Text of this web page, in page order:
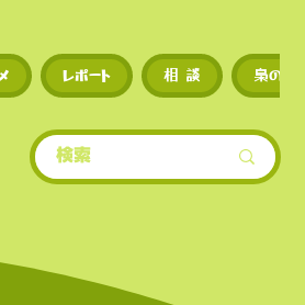
トークンや草コイ
場するため、投資
界的にもトップクラ
規トークンや草コイ
レポート 相 談 梟のひ